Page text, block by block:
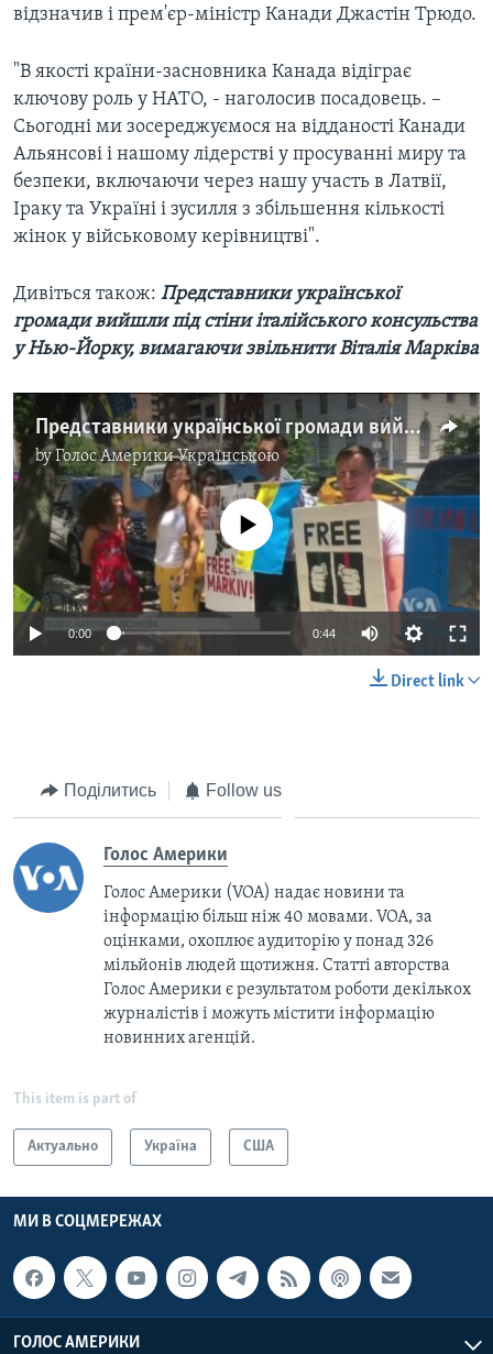
відзначив і прем'єр-міністр Канади Джастін Трюдо.
"В якості країни-засновника Канада відіграє
ключову роль у НАТО, - наголосив посадовець. –
Сьогодні ми зосереджуємося на відданості Канади
Альянсові і нашому лідерстві у просуванні миру та
безпеки, включаючи через нашу участь в Латвії,
Іраку та Україні і зусилля з збільшення кількості
жінок у військовому керівництві".
Дивіться також: Представники української
громади вийшли під стіни італійського консульства
у Нью-Йорку, вимагаючи звільнити Віталія Марківа
Представники української громади вийшли під стіни італійського консульства у Нью-Йорку, вимагаючи звільнити Віталія Марківа. Відео
byГолос Америки Українською
No media source currently available
0:00 0:44
Direct link
Поділитись Follow us
Голос Америки
Голос Америки (VOA) надає новини та
інформацію більш ніж 40 мовами. VOA, за
оцінками, охоплює аудиторію у понад 326
мільйонів людей щотижня. Статті авторства
Голос Америки є результатом роботи декількох
журналістів і можуть містити інформацію
новинних агенцій.
This item is part of
Актуально Україна США
МИ В СОЦМЕРЕЖАХ
ГОЛОС АМЕРИКИ